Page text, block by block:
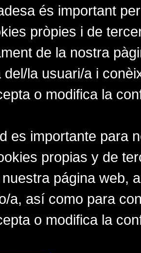
és important
pròpies i de
de la nostra
del/la usuari/a i
o modifica la
es importante para
propias y de
página web,
a, así como para
o modifica la